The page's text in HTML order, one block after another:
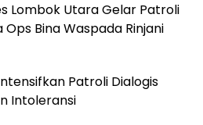
Lombok Utara Gelar Patroli
Bina Waspada Rinjani
Patroli Dialogis
Intoleransi